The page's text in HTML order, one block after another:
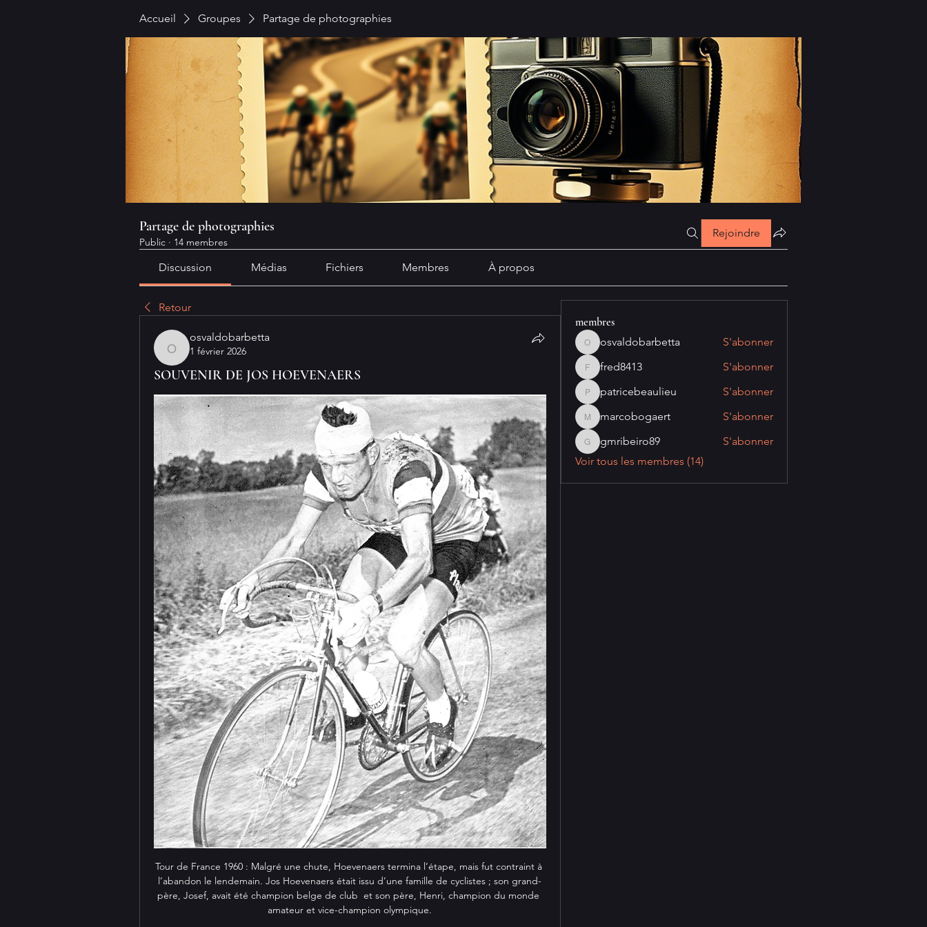
Accueil Groupes Partage de photographies
Partage de photographies
Public · 14 membres
Rejoindre
Discussion Médias Fichiers Membres À propos
Retour
osvaldobarbetta
osvaldobarbetta
1 février 2026
SOUVENIR DE JOS HOEVENAERS
Tour de France 1960 : Malgré une chute, Hoevenaers termina l’étape, mais fut contraint à
l’abandon le lendemain. Jos Hoevenaers était issu d’une famille de cyclistes ; son grand-
père, Josef, avait été champion belge de club  et son père, Henri, champion du monde
amateur et vice-champion olympique.
membres
osvaldobarbetta
osvaldobarbetta S'abonner
fred8413
fred8413 S'abonner
patricebeaulieu
patricebeaulieu S'abonner
marcobogaert
marcobogaert S'abonner
gmribeiro89
gmribeiro89
S'abonner
Voir tous les membres (14)